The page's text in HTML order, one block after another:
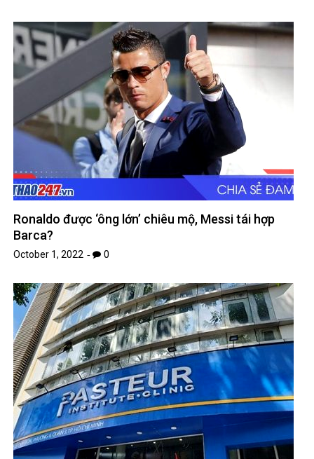
Ronaldo được ‘ông lớn’ chiêu mộ, Messi tái hợp
Barca?
October 1, 2022 0